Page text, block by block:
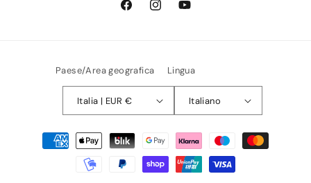
FacebookInstagramYouTube
Paese/Area geografica
Italia | EUR €
Lingua
Italiano
Metodi